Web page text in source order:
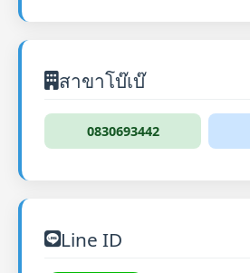
สาขาโบ๊เบ๊
0830693442
Line ID